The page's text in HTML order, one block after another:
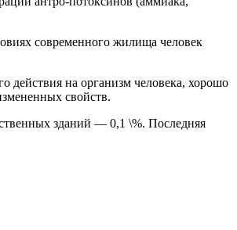
современного жилища человек
действия на организм человека, хорошо
свойств.
зданий — 0,1 \%. Последняя